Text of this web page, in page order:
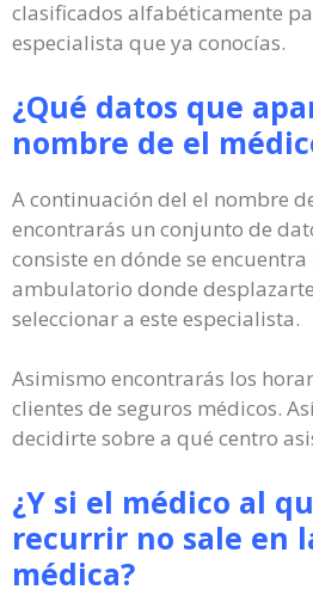
clasificados alfabéticamente
especialista que ya conocías.
¿Qué datos que
nombre de el
A continuación del el nombre
encontrarás un conjunto de
consiste en dónde se
ambulatorio donde
seleccionar a este especialista.
Asimismo encontrarás los
clientes de seguros médicos.
decidirte sobre a qué centro
¿Y si el médico al
recurrir no sale en
médica?